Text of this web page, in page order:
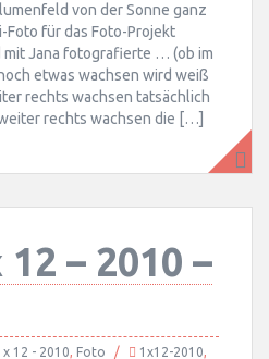
von der Sonne ganz
für das Foto-Projekt
Jana fotografierte … (ob im
etwas wachsen wird weiß
rechts wachsen tatsächlich
rechts wachsen die […]
– 2010 –
12 - 2010, Foto 1x12-2010,